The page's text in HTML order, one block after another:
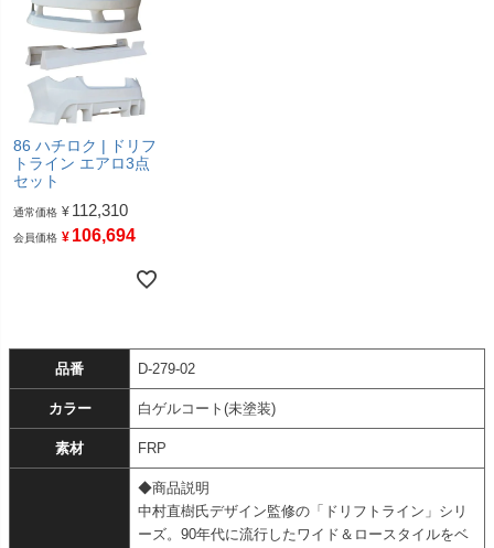
86 ハチロク | ドリフ
トライン エアロ3点
セット
通常価格 ¥ 112,310
会員価格 ¥ 106,694
品番 D-279-02
カラー 白ゲルコート(未塗装)
素材 FRP
◆商品説明
中村直樹氏デザイン監修の「ドリフトライン」シリ
ーズ。90年代に流行したワイド＆ロースタイルをベ